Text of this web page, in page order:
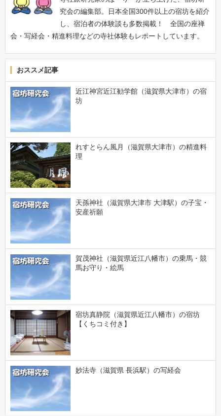
究会の編集部。日本全国300件以上の宿坊を紹介
し、宿泊者の体験談も多数掲載！ 全国の座禅
会・写経会・精進料理などの寺社体験もレポートしています。
おススメ記事
近江神宮近江勧学館（滋賀県大津市）の宿
坊
れすとらん風月（滋賀県大津市）の精進料
理
天孫神社（滋賀県大津市 大津駅）の子宝・
安産祈願
賀茂神社（滋賀県近江八幡市）の乗馬・競
馬お守り・絵馬
宿坊真静院（滋賀県近江八幡市）の宿坊
【くちコミ付き】
妙法寺（滋賀県 長浜駅）の写経会